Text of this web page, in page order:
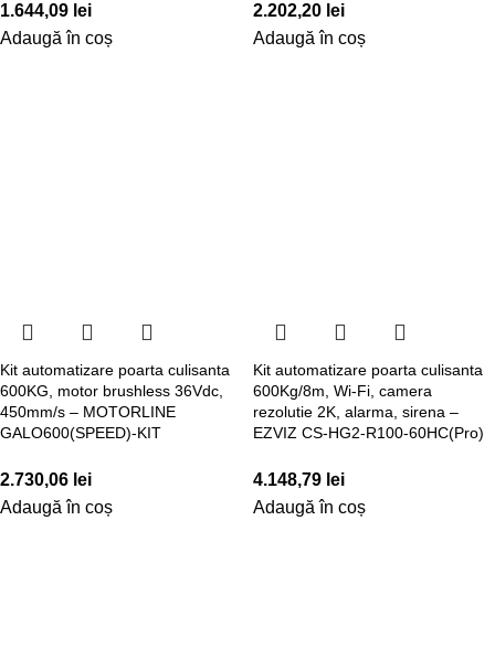
1.644,09 lei
Adaugă în coș
2.202,20 lei
Adaugă în coș
Kit automatizare poarta culisanta
600KG, motor brushless 36Vdc,
450mm/s – MOTORLINE
GALO600(SPEED)-KIT
2.730,06 lei
Adaugă în coș
Kit automatizare poarta culisanta
600Kg/8m, Wi-Fi, camera
rezolutie 2K, alarma, sirena –
EZVIZ CS-HG2-R100-60HC(Pro)
4.148,79 lei
Adaugă în coș